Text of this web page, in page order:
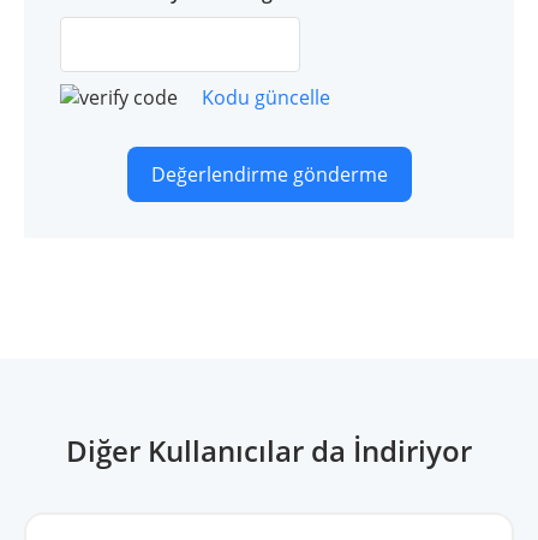
Kodu güncelle
Değerlendirme gönderme
Diğer Kullanıcılar da İndiriyor